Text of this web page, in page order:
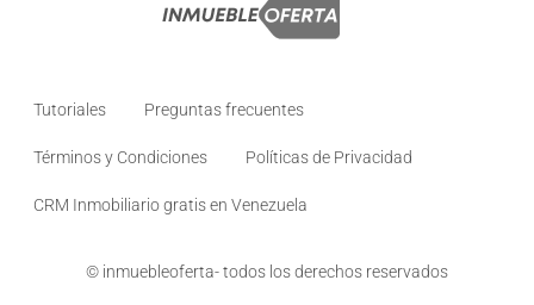
Tutoriales Preguntas frecuentes
Términos y Condiciones Políticas de Privacidad
CRM Inmobiliario gratis en Venezuela
© inmuebleoferta- todos los derechos reservados